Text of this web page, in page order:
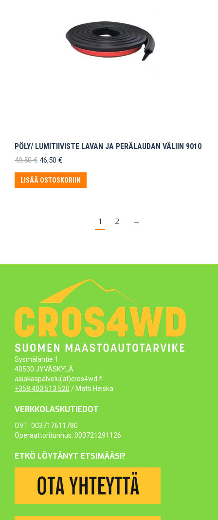
PÖLY/ LUMITIIVISTE LAVAN JA PERÄLAUDAN VÄLIIN 9010
49,50€ Alkuperäinen
oli:
49,50 €.
46,50 €Nykyinen
on:
46,50 €.
LISÄÄ OSTOSKORIIN
1 2 →
Sysmäläntie 1
40530 JYVÄSKYLÄ
asiakaspalvelu(at)cros4wd.fi
+358 400 513 520 / Matti Heiska
VERKKOLASKUTIEDOT
OVT: 003717611780
Operaattoritunnus: 003721291126
ETKÖ LÖYTÄNYT ETSIMÄÄSI?